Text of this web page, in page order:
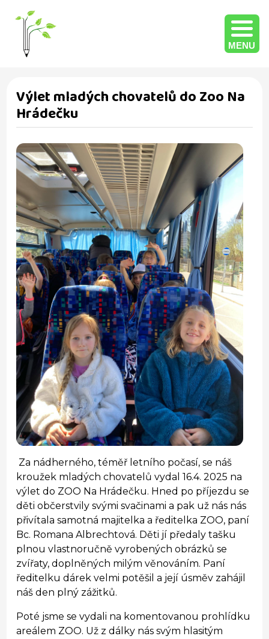
MENU
Výlet mladých chovatelů do Zoo Na
Hrádečku
Za nádherného, téměř letního počasí, se náš
kroužek mladých chovatelů vydal 16.4. 2025 na
výlet do ZOO Na Hrádečku. Hned po příjezdu se
děti občerstvily svými svačinami a pak už nás nás
přivítala samotná majitelka a ředitelka ZOO, paní
Bc. Romana Albrechtová. Děti jí předaly tašku
plnou vlastnoručně vyrobených obrázků se
zvířaty, doplněných milým věnováním. Paní
ředitelku dárek velmi potěšil a její úsměv zahájil
náš den plný zážitků.
Poté jsme se vydali na komentovanou prohlídku
areálem ZOO. Už z dálky nás svým hlasitým